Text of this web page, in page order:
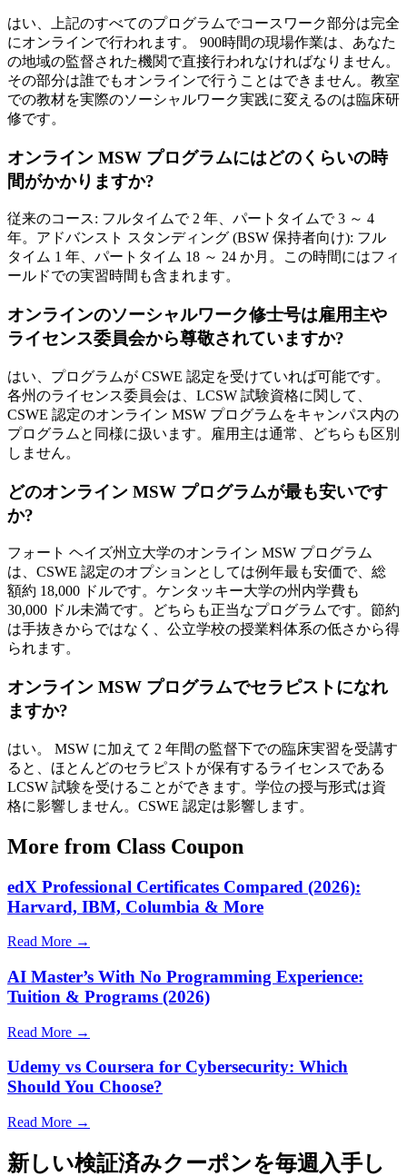
はい、上記のすべてのプログラムでコースワーク部分は完全
にオンラインで行われます。 900時間の現場作業は、あなた
の地域の監督された機関で直接行われなければなりません。
その部分は誰でもオンラインで行うことはできません。教室
での教材を実際のソーシャルワーク実践に変えるのは臨床研
修です。
オンライン MSW プログラムにはどのくらいの時
間がかかりますか?
従来のコース: フルタイムで 2 年、パートタイムで 3 ～ 4
年。アドバンスト スタンディング (BSW 保持者向け): フル
タイム 1 年、パートタイム 18 ～ 24 か月。この時間にはフィ
ールドでの実習時間も含まれます。
オンラインのソーシャルワーク修士号は雇用主や
ライセンス委員会から尊敬されていますか?
はい、プログラムが CSWE 認定を受けていれば可能です。
各州のライセンス委員会は、LCSW 試験資格に関して、
CSWE 認定のオンライン MSW プログラムをキャンパス内の
プログラムと同様に扱います。雇用主は通常、どちらも区別
しません。
どのオンライン MSW プログラムが最も安いです
か?
フォート ヘイズ州立大学のオンライン MSW プログラム
は、CSWE 認定のオプションとしては例年最も安価で、総
額約 18,000 ドルです。ケンタッキー大学の州内学費も
30,000 ドル未満です。どちらも正当なプログラムです。節約
は手抜きからではなく、公立学校の授業料体系の低さから得
られます。
オンライン MSW プログラムでセラピストになれ
ますか?
はい。 MSW に加えて 2 年間の監督下での臨床実習を受講す
ると、ほとんどのセラピストが保有するライセンスである
LCSW 試験を受けることができます。学位の授与形式は資
格に影響しません。CSWE 認定は影響します。
More from Class Coupon
edX Professional Certificates Compared (2026):
Harvard, IBM, Columbia & More
Read More →
AI Master’s With No Programming Experience:
Tuition & Programs (2026)
Read More →
Udemy vs Coursera for Cybersecurity: Which
Should You Choose?
Read More →
新しい検証済みクーポンを毎週入手し